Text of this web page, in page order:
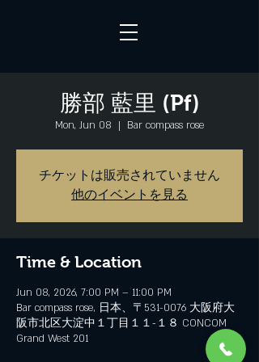
勝部 藍里 (Pf)
Mon, Jun 08
  |
Bar compass rose
チケットは販売されていません
他のイベントを見る
Time & Location
Jun 08, 2026, 7:00 PM – 11:00 PM
Bar compass rose, 日本、〒531-0076 大阪府大
阪市北区大淀中１丁目１１−１８ CONCOM
Grand West 201